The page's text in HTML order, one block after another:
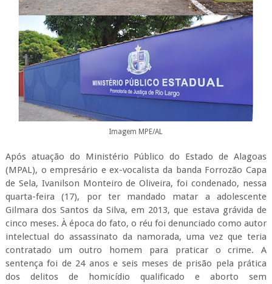
Imagem MPE/AL
Após atuação do Ministério Público do Estado de Alagoas
(MPAL), o empresário e ex-vocalista da banda Forrozão Capa
de Sela, Ivanilson Monteiro de Oliveira, foi condenado, nessa
quarta-feira (17), por ter mandado matar a adolescente
Gilmara dos Santos da Silva, em 2013, que estava grávida de
cinco meses. À época do fato, o réu foi denunciado como autor
intelectual do assassinato da namorada, uma vez que teria
contratado um outro homem para praticar o crime. A
sentença foi de 24 anos e seis meses de prisão pela prática
dos delitos de homicídio qualificado e aborto sem